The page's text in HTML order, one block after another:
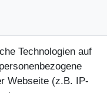
Technologien auf
Webseite (z.B. IP-